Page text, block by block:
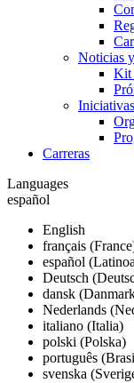
Noticias
Kit
Iniciativas
Carreras
Languages
español
English
français
español
Deutsch
dansk
Nederlands
italiano (Italia)
polski (Polska)
português
svenska